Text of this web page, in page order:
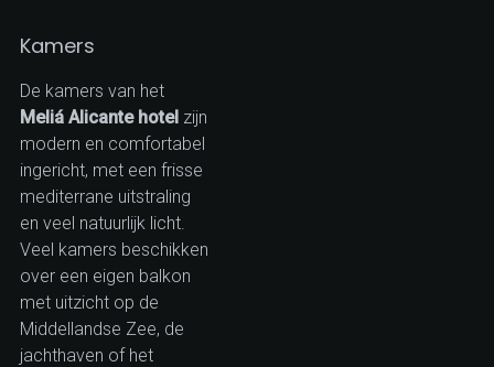
Kamers
De kamers van het
Meliá Alicante hotelzijn
modern en comfortabel
ingericht, met een frisse
mediterrane uitstraling
en veel natuurlijk licht.
Veel kamers beschikken
over een eigen balkon
met uitzicht op de
Middellandse Zee, de
jachthaven of het